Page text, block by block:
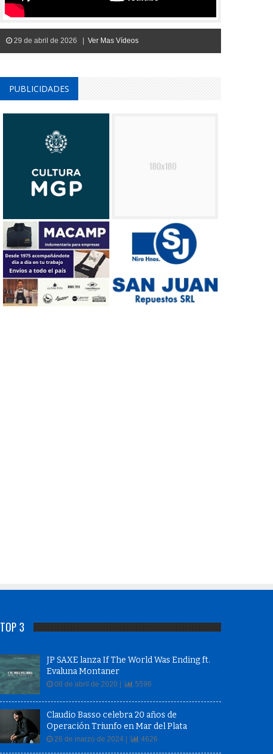
29 de abril de 2026 | Ver Mas Vídeos
PUBLICIDADES
TOP 3
JP SAXE lanza If The World Was Ending ft.
Evaluna Montaner
08 de abril de 2020 | 5596
Claudio Basso celebra 20 años de
Operación Triunfo en Mar del Plata
26 de marzo de 2024 | 4626